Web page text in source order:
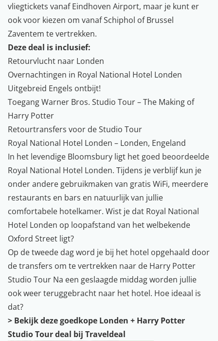
vliegtickets vanaf Eindhoven Airport, maar je kunt er
ook voor kiezen om vanaf Schiphol of Brussel
Zaventem te vertrekken.
Deze deal is inclusief:
Retourvlucht naar Londen
Overnachtingen in Royal National Hotel Londen
Uitgebreid Engels ontbijt!
Toegang Warner Bros. Studio Tour – The Making of
Harry Potter
Retourtransfers voor de Studio Tour
Royal National Hotel Londen – Londen, Engeland
In het levendige Bloomsbury ligt het goed beoordeelde
Royal National Hotel Londen. Tijdens je verblijf kun je
onder andere gebruikmaken van gratis WiFi, meerdere
restaurants en bars en natuurlijk van jullie
comfortabele hotelkamer. Wist je dat Royal National
Hotel Londen op loopafstand van het welbekende
Oxford Street ligt?
Op de tweede dag word je bij het hotel opgehaald door
de transfers om te vertrekken naar de Harry Potter
Studio Tour Na een geslaagde middag worden jullie
ook weer teruggebracht naar het hotel. Hoe ideaal is
dat?
> Bekijk deze goedkope Londen + Harry Potter
Studio Tour deal bij Traveldeal